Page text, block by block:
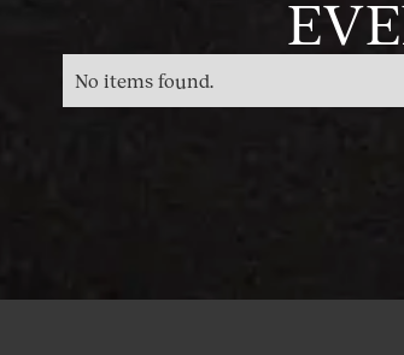
No items found.